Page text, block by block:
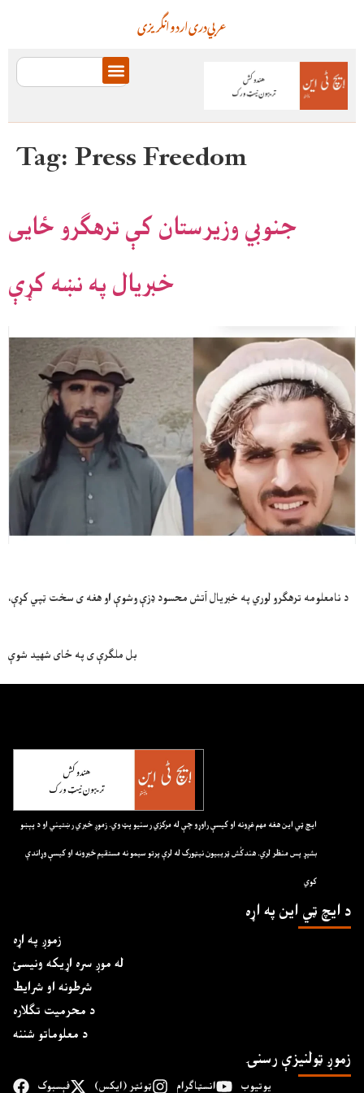
انگریزیاردودریعربي
Tag:Press Freedom
جنوبي وزیرستان کې ترهګرو ځایی
خبریال په نښه کړې
د نامعلومه ترهګرو لوري په خبریال آتش محسود ډزې وشوې او هغه ی سخت ټپي کړې،
بل ملګرې ی په ځای شهید شوې
ايچ ټي اين هغه مهم غږونه او کيسې راوړو چې له مرکزي رسنيو پټ وي. زموږ خبري رښتيني او د پېښو
بشپړ پس منظر لري. هندکُش ټريبيون نيټورک له لرې پرتو سيمو نه مستقيم خبرونه او کيسې وړاندې
کوي
د ايچ ټي اين په اړه
زموږ په اړه
له موږ سره اړیکه ونیسئ
شرطونه او شرایط
د محرمیت تګلاره
د معلوماتو شننه
زموږ ټولنیزې رسنۍ
فېسبوک ټوئټر (ایکس) انسټاګرام یوتیوب